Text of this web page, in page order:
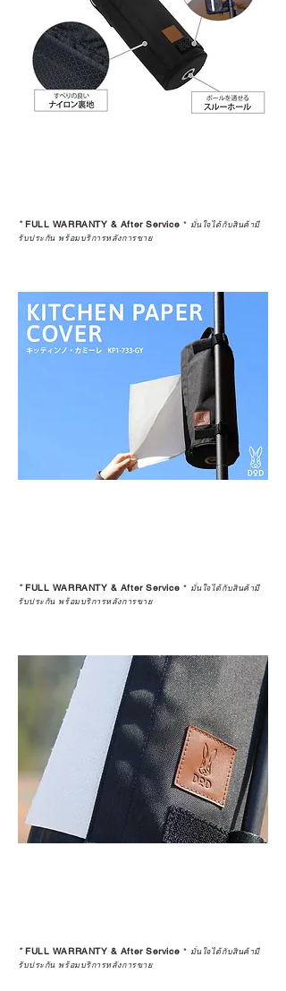
*FULL WARRANTY & After Service * มั่นใจได้กับสินค้ามี
รับประกัน พร้อมบริการหลังการขาย
*FULL WARRANTY & After Service * มั่นใจได้กับสินค้ามี
รับประกัน พร้อมบริการหลังการขาย
*FULL WARRANTY & After Service * มั่นใจได้กับสินค้ามี
รับประกัน พร้อมบริการหลังการขาย